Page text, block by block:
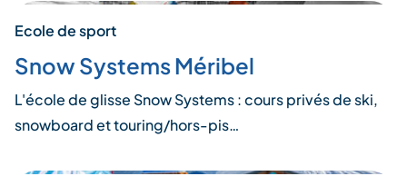
Ecole de sport
Snow Systems Méribel
L'école de glisse Snow Systems : cours privés de ski,
snowboard et touring/hors-pis…